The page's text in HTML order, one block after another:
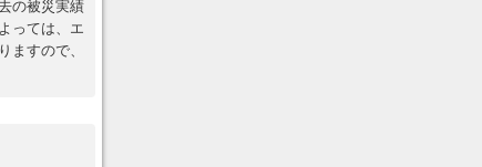
の被災実績
っては、エ
ますので、